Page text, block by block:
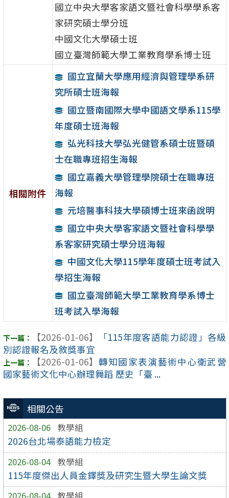
相關公告
2026-08-06 教學組
2026台北場泰語能力檢定
2026-08-04 教學組
115年度傑出人員金鐸獎及研究生暨大學生論文獎
國立中央大學客家語文暨社會科學學系客
家研究碩士學分班
中國文化大學碩士班
國立臺灣師範大學工業教育學系博士班
相關附件
國立宜蘭大學應用經濟與管理學系研
究所碩士班海報
國立暨南國際大學中國語文學系115學
年度碩士班海報
弘光科技大學弘光健管系碩士班暨碩
士在職專班招生海報
國立嘉義大學管理學院碩士在職專班
海報
元培醫事科技大學碩博士班來函說明
國立中央大學客家語文暨社會科學學
系客家研究碩士學分班海報
中國文化大學115學年度碩士班考試入
學招生海報
國立臺灣師範大學工業教育學系博士
班考試入學海報
【2026-01-06】
「115年度客語能力認證」各級
別認證報名及敘獎事宜
【2026-01-06】 轉知國家表演藝術中心衛武營
國家藝術文化中心辦理舞蹈 歷史「臺 ...